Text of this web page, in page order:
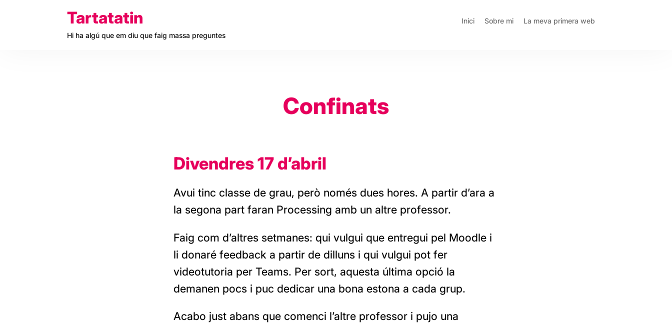
Tartatatin
Hi ha algú que em diu que faig massa preguntes
Inici Sobre mi La meva primera web
Confinats
Divendres 17 d’abril
Avui tinc classe de grau, però només dues hores. A partir d’ara a
la segona part faran Processing amb un altre professor.
Faig com d’altres setmanes: qui vulgui que entregui pel Moodle i
li donaré feedback a partir de dilluns i qui vulgui pot fer
videotutoria per Teams. Per sort, aquesta última opció la
demanen pocs i puc dedicar una bona estona a cada grup.
Acabo just abans que comenci l’altre professor i pujo una